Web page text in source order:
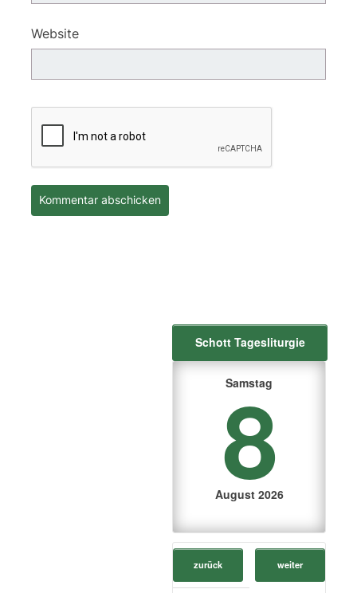
Website
Schott Tagesliturgie
Samstag
8
August 2026
zurück weiter